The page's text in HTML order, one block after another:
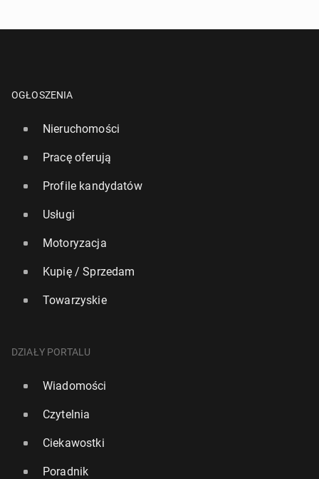
OGŁOSZENIA
Nieruchomości
Pracę oferują
Profile kandydatów
Usługi
Motoryzacja
Kupię / Sprzedam
Towarzyskie
DZIAŁY PORTALU
Wiadomości
Czytelnia
Ciekawostki
Poradnik